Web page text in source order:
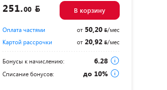
251.00 В корзину
Оплата частями от50,20
/мес
Картой рассрочки
от20,92 /мес
Бонусы к начислению: 6.28
Списание бонусов: до 10%